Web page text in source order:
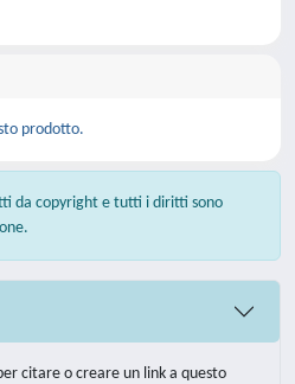
prodotto.
da copyright e tutti i diritti sono
citare o creare un link a questo